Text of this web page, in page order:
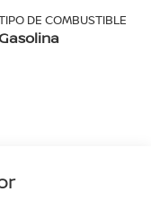
DE COMBUSTIBLE